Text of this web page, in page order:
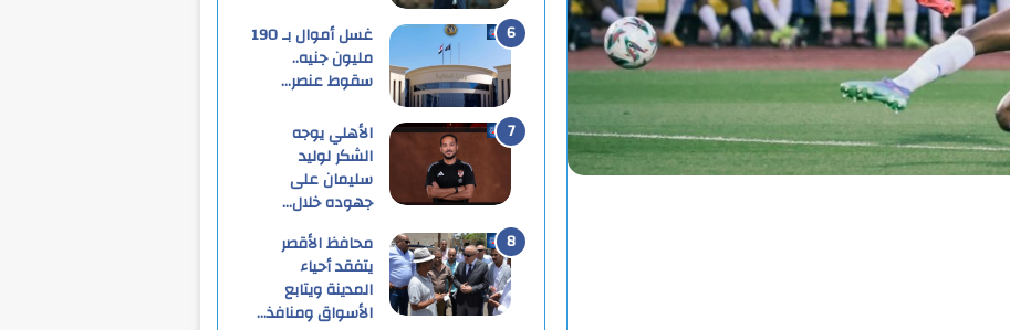
غسل أموال بـ 190
مليون جنيه..
سقوط عنصر…
الأهلي يوجه
الشكر لوليد
سليمان على
جهوده خلال…
محافظ الأقصر
يتفقد أحياء
المدينة ويتابع
الأسواق ومنافذ…